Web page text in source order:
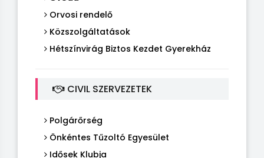
Orvosi rendelő
Közszolgáltatások
Hétszínvirág Biztos Kezdet Gyerekház
CIVIL SZERVEZETEK
Polgárőrség
Önkéntes Tűzoltó Egyesület
Idősek Klubja